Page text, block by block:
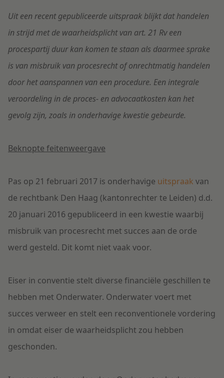
Uit een recent gepubliceerde uitspraak blijkt dat handelen
in strijd met de waarheidsplicht van art. 21 Rv een
procespartij duur kan komen te staan als daarmee sprake
is van misbruik van procesrecht of onrechtmatig handelen
door het aanspannen van een procedure. Een integrale
veroordeling in de proces- en advocaatkosten kan het
gevolg zijn, zoals in onderhavige kwestie gebeurde.
Beknopte feitenweergave
Pas op 21 februari 2017 is onderhavige uitspraak van
de rechtbank Den Haag (kantonrechter te Leiden) d.d.
20 januari 2016 gepubliceerd in een kwestie waarbij
misbruik van procesrecht met succes aan de orde
werd gesteld. Dit komt niet vaak voor.
Eiser in conventie stelt diverse financiële geschillen te
hebben met Onderwater. Onderwater voert met
succes verweer en stelt een reconventionele vordering
in omdat eiser de waarheidsplicht zou hebben
geschonden.